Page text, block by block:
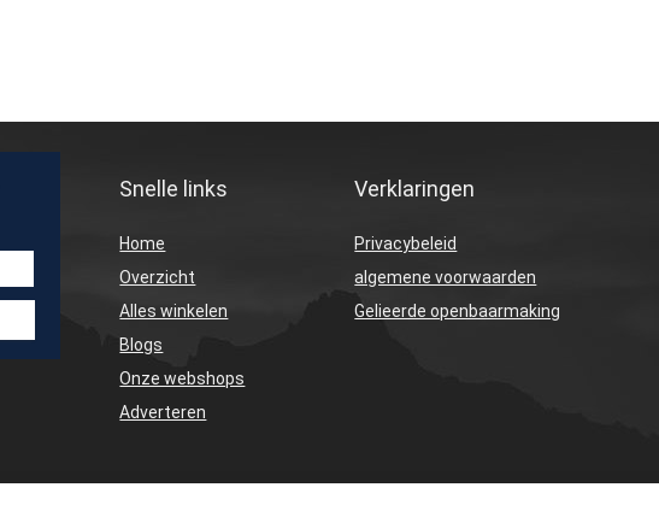
Snelle links
Home
Overzicht
Alles winkelen
Blogs
Onze webshops
Adverteren
Verklaringen
Privacybeleid
algemene voorwaarden
Gelieerde openbaarmaking